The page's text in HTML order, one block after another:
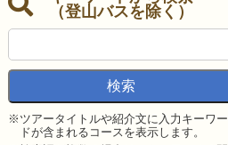
（登山バスを除く）
※ツアータイトルや紹介文に入力キーワー
ドが含まれるコースを表示します。